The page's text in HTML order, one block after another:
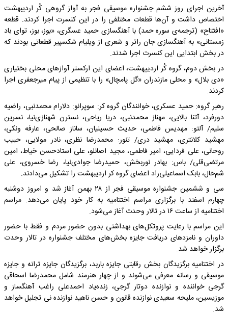
آخرین اجرای روز ششم جشنواره موسیقی فجر به آواز گروهی کُر اردیبهشت
اختصاص داشت و آن‌ها قطعات مختلفی را در این کنسرت اجرا کردند. قطعه
«افتتاح» (ترجمه‌ی سوره‌ حمد) با آهنگسازی حمید عسگری، «بوز، بوز، توای باد
زمستانی» به آهنگسازی جان راتر و شعری از ویلیام شکسپیر قطعاتی بودند که
در بخش ابتدایی این کنسرت اجرا شدند.
در بخش دوم، گروه کُر اردییهشت، اعضای این ارکستر آوازهای محلی بختیاری
«دی بلال»‌ و محلی مازندران «گل پامچال» را با تنظیمی از‌ پیام میرجعفری اجرا
کردند.
رهبر گروه: حمید عسکری، خوانندگان گروه کر: سوپرانو: دلارام محمدنبی، راضیه
دورفرد، آتنا بالایی، مهناز محمدنبی، دریا ریاحی، نسترن شهنازی‌نیا، نسرین
سلیم/ آلتو: مهدیس فاطمی، حدیث حسینیان، ساناز صالحی، عارفه ونکی،
مهشید کلانتری، مهشید دری/ تنور: محمدرضا نظری، نادر مولایی، حبیب
روحانی، علی فردایی، امیر فاطمی، مجید اصانلو، علی استادحسن خیاط، امین
مرتضی‌قلی/ باس: بهادر نوربخش، حمیدرضا جوادی‌نیا، رضا خسروی، علی
شم‌خال، بابک اسماعیلی‌راد اعضای گروه کر اردیبهشت را تشکیل می‌دادند.
سی و ششمین جشنواره موسیقی فجر از ۲۸ بهمن آغاز شد و امروز دوشنبه
چهارم اسفند با برگزاری مراسم اختتامیه به کار خود پایان می‌دهد. مراسم
اختتامیه از ساعت ۱۶ در تالار وحدت آغاز می‌شود.
این مراسم با رعایت پروتکل‌های بهداشتی بدون حضور مردم و فقط با حضور
داوران و نامزدهای دریافت جایزه بخش‌های مختلف جشنواره در تالار وحدت
برگزار خواهد شد.
در اختتامیه برگزیدگان بخش رقابتی جایزه باربد، برگزیدگان جایزه ترانه و جایزه
موسیقی و رسانه معرفی می‌شوند و از چهار هنرمند شامل محمدرضا اسحاقی
گرجی خواننده و نوازنده دوتار گرجی، زنده‌یاد احمدعلی راغب آهنگساز و
موزیسین، ملیحه سعیدی نوازنده قانون و حسن ناهید نوازنده نی تجلیل خواهد
شد.